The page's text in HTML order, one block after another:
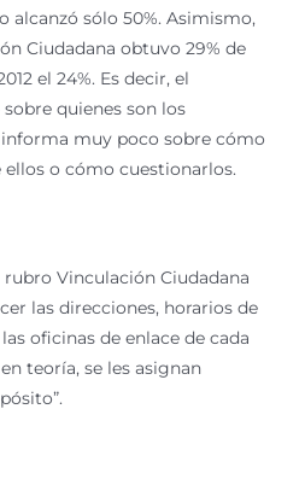
alcanzó sólo 50%. Asimismo,
Ciudadana obtuvo 29% de
el 24%. Es decir, el
quienes son los
muy poco sobre cómo
o cómo cuestionarlos.
Vinculación Ciudadana
las direcciones, horarios de
oficinas de enlace de cada
teoría, se les asignan